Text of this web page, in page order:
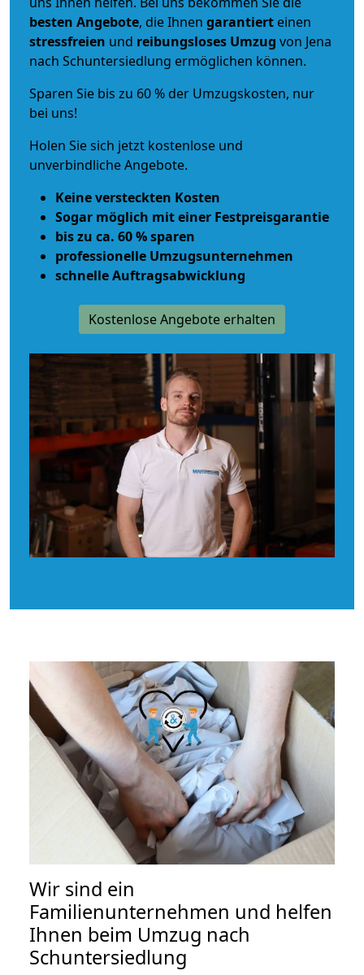
besten Angebote, die Ihnen garantiert einen
stressfreien und reibungsloses Umzug von Jena
nach Schuntersiedlung ermöglichen können.
Sparen Sie bis zu 60 % der Umzugskosten, nur
bei uns!
Holen Sie sich jetzt kostenlose und
unverbindliche Angebote.
Keine versteckten Kosten
Sogar möglich mit einer Festpreisgarantie
bis zu ca. 60 % sparen
professionelle Umzugsunternehmen
schnelle Auftragsabwicklung
Kostenlose Angebote erhalten
Wir sind ein
Familienunternehmen und helfen
Ihnen beim Umzug nach
Schuntersiedlung